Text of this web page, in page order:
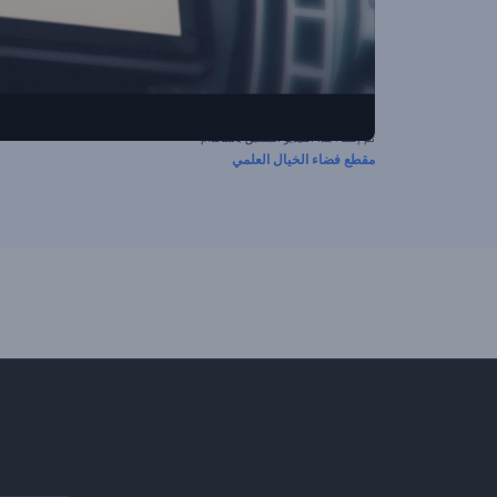
تم إنشاء هذا الفيديو المسبق باستخدام
مقطع فضاء الخيال العلمي